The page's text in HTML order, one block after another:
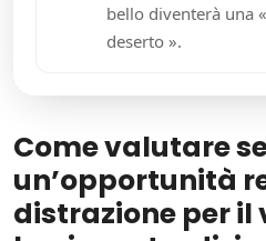
bello diventerà una
deserto ».
Come valutare
un’opportunità
distrazione per il